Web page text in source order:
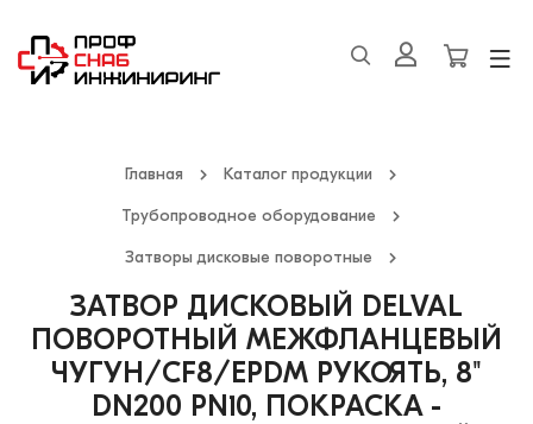
Главная Каталог продукции
Трубопроводное оборудование
Затворы дисковые поворотные
ЗАТВОР ДИСКОВЫЙ DELVAL
ПОВОРОТНЫЙ МЕЖФЛАНЦЕВЫЙ
ЧУГУН/CF8/EPDM РУКОЯТЬ, 8"
DN200 PN10, ПОКРАСКА -